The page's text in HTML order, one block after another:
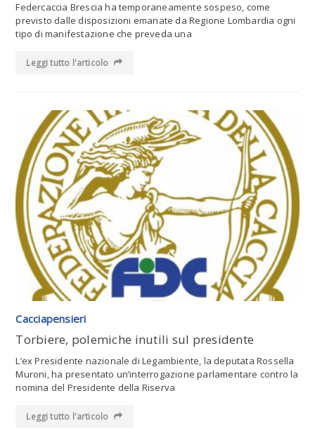
Federcaccia Brescia ha temporaneamente sospeso, come
previsto dalle disposizioni emanate da Regione Lombardia ogni
tipo di manifestazione che preveda una
Leggi tutto l'articolo
Leggi tutto l'articolo
Cacciapensieri
Torbiere, polemiche inutili sul presidente
L’ex Presidente nazionale di Legambiente, la deputata Rossella
Muroni, ha presentato un’interrogazione parlamentare contro la
nomina del Presidente della Riserva
Leggi tutto l'articolo